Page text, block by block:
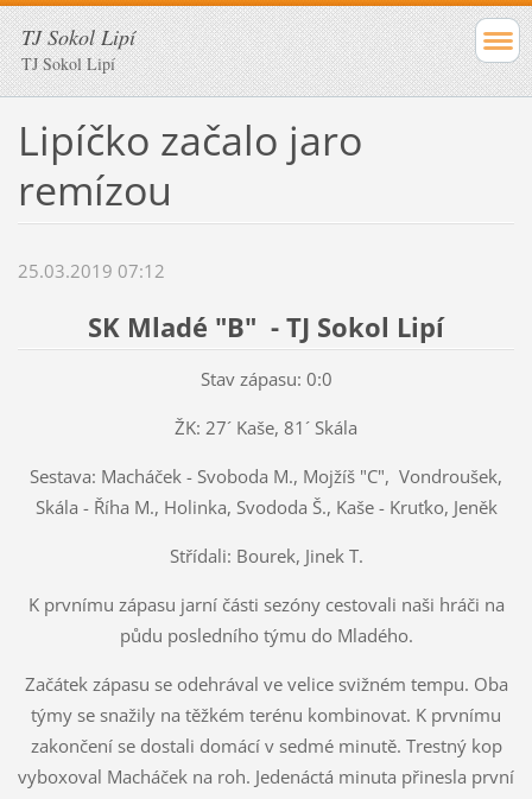
TJ Sokol Lipí
TJ Sokol Lipí
Lipíčko začalo jaro
remízou
25.03.2019 07:12
SK Mladé "B" - TJ Sokol Lipí
Stav zápasu: 0:0
ŽK: 27´ Kaše, 81´ Skála
Sestava: Macháček - Svoboda M., Mojžíš "C", Vondroušek,
Skála - Říha M., Holinka, Svododa Š., Kaše - Kruťko, Jeněk
Střídali: Bourek, Jinek T.
K prvnímu zápasu jarní části sezóny cestovali naši hráči na
půdu posledního týmu do Mladého.
Začátek zápasu se odehrával ve velice svižném tempu. Oba
týmy se snažily na těžkém terénu kombinovat. K prvnímu
zakončení se dostali domácí v sedmé minutě. Trestný kop
vyboxoval Macháček na roh. Jedenáctá minuta přinesla první